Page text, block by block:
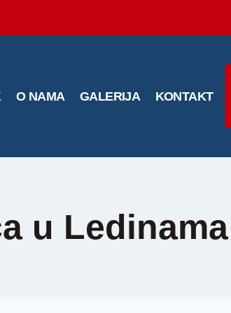
O NAMA GALERIJA KONTAKT
u Ledinama